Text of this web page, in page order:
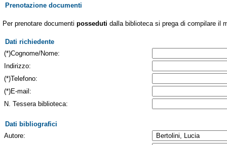
Prenotazione documenti
Per prenotare documenti posseduti dalla biblioteca si prega di compilare il
Dati richiedente
(*)Cognome/Nome:
Indirizzo:
(*)Telefono:
(*)E-mail:
N. Tessera biblioteca:
Dati bibliografici
Autore: